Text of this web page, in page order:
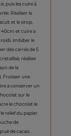
puis les cuire à
Réaliser la
et le sirop.
40cm et cuire à
imbiber le
des carrés de 5
réaliser
de la
Froisser une
à conserver un
sur le
le chocolat le
relief du papier.
de
de cacao.